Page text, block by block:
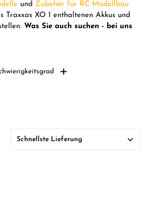
und Zubehör für RC Modellbau
XO 1 enthaltenen Akkus und
Was Sie auch suchen - bei uns